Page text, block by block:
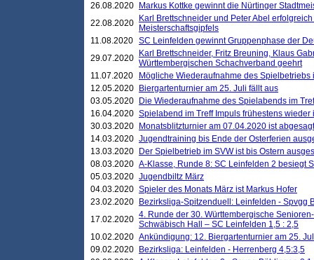
26.08.2020
Markus Kottke gewinnt die Nürtinger
22.08.2020
Karl Brettschneider und Peter Abel
Meisterschaftsgipfels
11.08.2020 SC Leinfelden gewinnt Gruppenphase der
29.07.2020
Karl Brettschneider, Fritz Breuning, Klaus
Württembergischen Schachverband geehrt
11.07.2020
Mögliche Wiederaufnahme des Spielbetriebs
12.05.2020
Biergartenturnier am 25. Juli fällt aus
03.05.2020
Die Wiederaufnahme des Spielabends im
16.04.2020 Spielabend im Treff Impuls frühestens wieder
30.03.2020
Monatsblitzturnier am 07.04.2020 ist abgesagt
14.03.2020 Jugendtraining bis Ende der Osterferien
13.03.2020
Der Spielbetrieb im SVW ist bis Ostern
08.03.2020 A-Klasse, Runde 8: SC Leinfelden 2 besiegt
05.03.2020 Jugendbiltz März
04.03.2020 Spieler des Monats März ist Markus Hofer
23.02.2020
Bezirksliga-Spitzenduell: Leinfelden - Spvgg
17.02.2020 4. Runde der 30. Württembergische
Schwäbisch Hall – SC Leinfelden 1,5 : 2,5
10.02.2020 Ankündigung: 12. Biergartenturnier am 25.
09.02.2020
Bezirksliga: Leinfelden - Herrenberg 4,5:3,5